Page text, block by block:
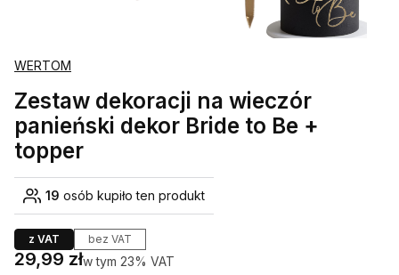
WERTOM
Zestaw dekoracji na wieczór
panieński dekor Bride to Be +
topper
19 osób kupiło ten produkt
z VAT bez VAT
Cena
29,99 złw tym 23% VAT
w tym 23% VAT